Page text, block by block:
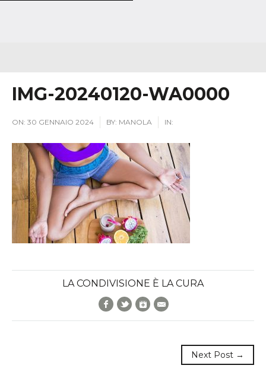
IMG-20240120-WA0000
ON: 30 GENNAIO 2024 BY: MANOLA IN:
LA CONDIVISIONE È LA CURA
Facebook
TwitterGoogle+
Next Post →